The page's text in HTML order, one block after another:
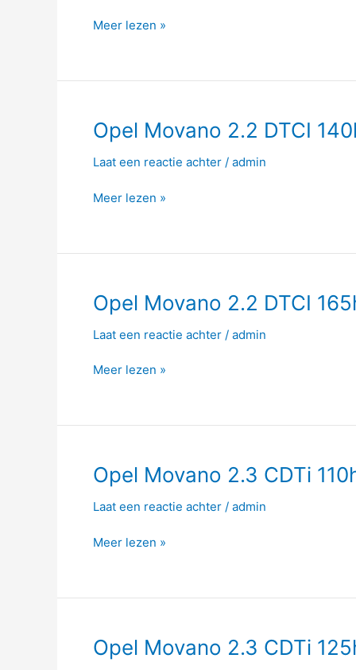
120hp
Meer lezen »
Opel Movano 2.2 DTCI
Laat een reactie achter / admin
Opel
Movano
2.2
140hp
Meer lezen »
Opel Movano 2.2 DTCI
Laat een reactie achter / admin
Opel
Movano
2.2
165hp
Meer lezen »
Opel Movano 2.3 CDTi
Laat een reactie achter / admin
Opel
Movano
2.3
110hp
Meer lezen »
Opel Movano 2.3 CDTi
Opel
Movano